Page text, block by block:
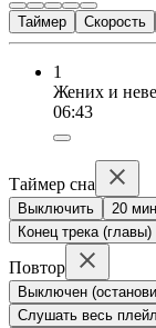
Таймер Скорость
1
Жених и
06:43
Таймер сна
Выключить 20
Конец трека (главы)
Повтор
Выключен
Слушать весь